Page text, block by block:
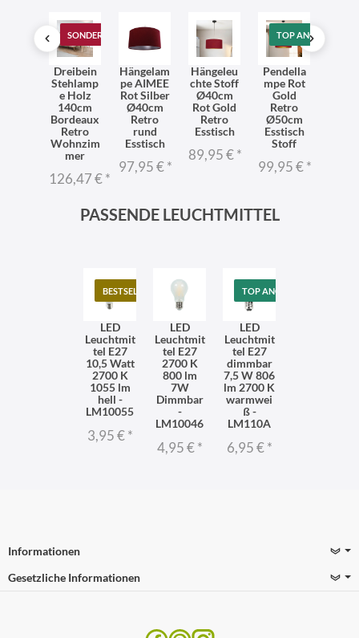
ANGEBOT SONDERANGEBOT
Dreibein
Stehlamp
e Holz
140cm
Bordeaux
Retro
Wohnzim
mer
126,47 €*
Hängelam
pe AIMEE
Rot Silber
Ø40cm
Retro
rund
Esstisch
97,95 €*
Hängeleu
chte Stoff
Ø40cm
Rot Gold
Retro
Esstisch
89,95 €*
TOP ANGEBOT
Pendella
mpe Rot
Gold
Retro
Ø50cm
Esstisch
Stoff
99,95 €*
PASSENDE LEUCHTMITTEL
BESTSELLER
LED
Leuchtmit
tel E27
10,5 Watt
2700 K
1055 lm
hell -
LM10055
3,95 €*
LED
Leuchtmit
tel E27
2700 K
800 lm
7W
Dimmbar
-
LM10046
4,95 €*
TOP ANGEBOT
LED
Leuchtmit
tel E27
dimmbar
7,5 W 806
lm 2700 K
warmwei
ß -
LM110A
6,95 €*
Informationen
Gesetzliche Informationen